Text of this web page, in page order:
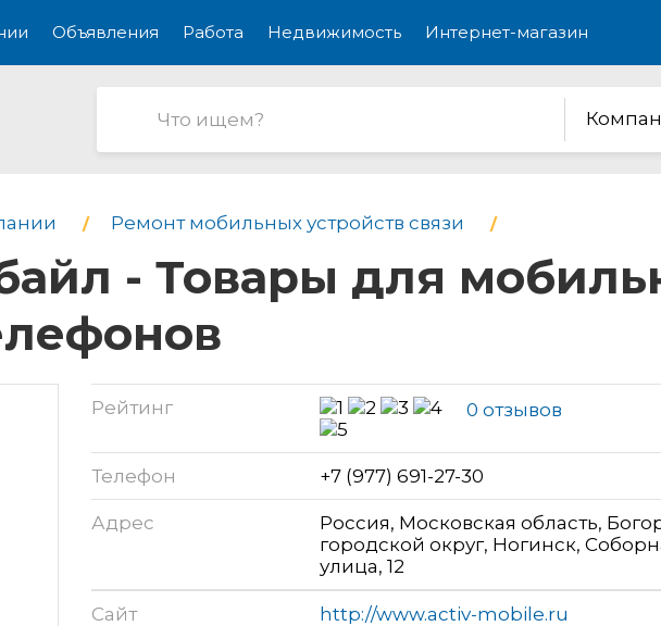
Объявления Работа Недвижимость Интернет-магазин
Ремонт мобильных устройств связи
- Товары для
Рейтинг 0 отзывов
Телефон +7 (977) 691-27-30
Адрес
Россия, Московская область,
городской округ, Ногинск,
улица, 12
Сайт http://www.activ-mobile.ru